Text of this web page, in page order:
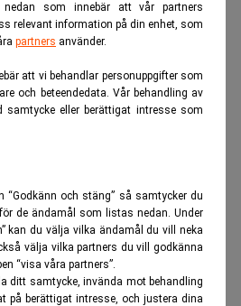
som innebär att vår partners
relevant information på din enhet, som
partners använder.
att vi behandlar personuppgifter som
och beteendedata. Vår behandling av
samtycke eller berättigat intresse som
“Godkänn och stäng” så samtycker du
de ändamål som listas nedan. Under
kan du välja vilka ändamål du vill neka
välja vilka partners du vill godkänna
“visa våra partners”.
ditt samtycke, invända mot behandling
på berättigat intresse, och justera dina
närmare 20 år. Han uppmanar
till
”hoppjerka”. Stanna åtminstone
Dyker det därefter upp nya
ingen anledning att vara kvar,
menar Peter Malmqvist.